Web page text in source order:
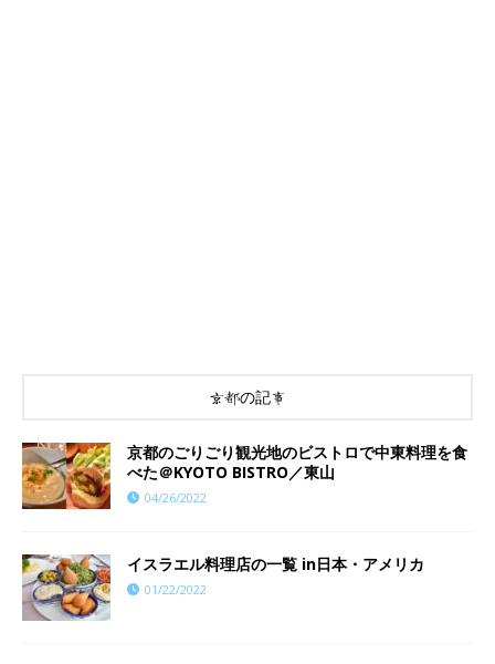
京都の記事
京都のごりごり観光地のビストロで中東料理を食
べた＠KYOTO BISTRO／東山
04/26/2022
イスラエル料理店の一覧 in日本・アメリカ
01/22/2022